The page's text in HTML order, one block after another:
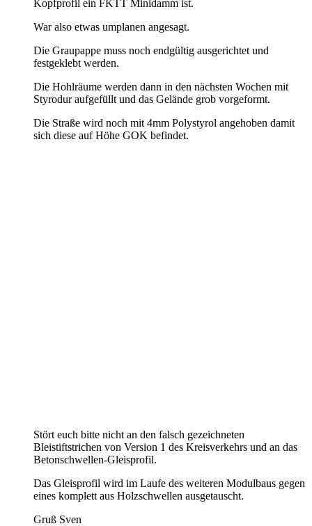
Kopfprofil ein FKTT Minidamm ist.
War also etwas umplanen angesagt.
Die Graupappe muss noch endgültig ausgerichtet und
festgeklebt werden.
Die Hohlräume werden dann in den nächsten Wochen mit
Styrodur aufgefüllt und das Gelände grob vorgeformt.
Die Straße wird noch mit 4mm Polystyrol angehoben damit
sich diese auf Höhe GOK befindet.
Stört euch bitte nicht an den falsch gezeichneten
Bleistiftstrichen von Version 1 des Kreisverkehrs und an das
Betonschwellen-Gleisprofil.
Das Gleisprofil wird im Laufe des weiteren Modulbaus gegen
eines komplett aus Holzschwellen ausgetauscht.
Gruß Sven